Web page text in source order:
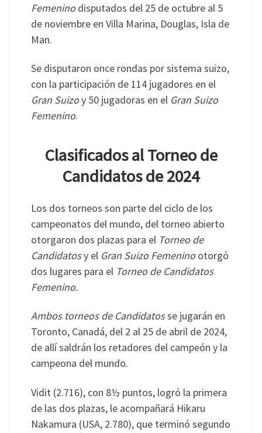
Femeninodisputados del 25 de octubre al 5
de noviembre en Villa Marina, Douglas, Isla de
Man.
Se disputaron once rondas por sistema suizo,
con la participación de 114 jugadores en el
Gran Suizoy 50 jugadoras en el Gran Suizo
Femenino.
Clasificados al Torneo de
Candidatos de 2024
Los dos torneos son parte del ciclo de los
campeonatos del mundo, del torneo abierto
otorgaron dos plazas para el Torneo de
Candidatosy el Gran Suizo Femeninootorgó
dos lugares para el Torneo de Candidatos
Femenino.
Ambos torneos de Candidatosse jugarán en
Toronto, Canadá, del 2 al 25 de abril de 2024,
de allí saldrán los retadores del campeón y la
campeona del mundo.
Vidit (2.716), con 8½ puntos, logró la primera
de las dos plazas, le acompañará Hikaru
Nakamura (USA, 2.780), que terminó segundo